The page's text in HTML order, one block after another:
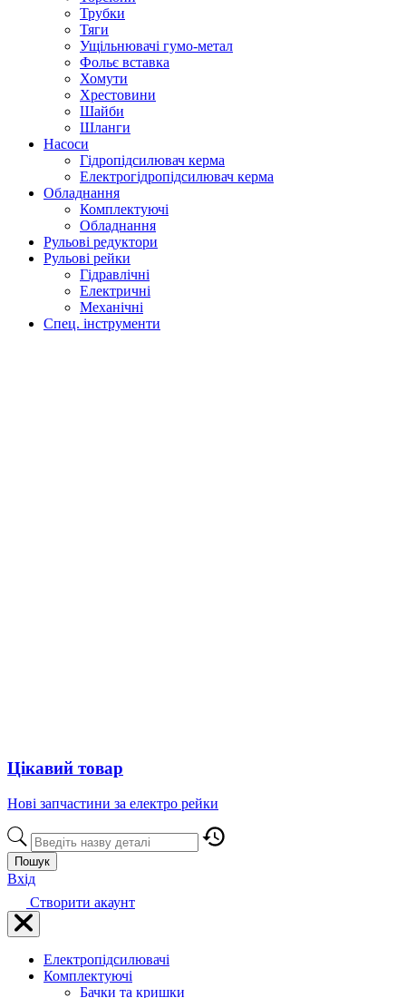
Трубки
Тяги
Ущільнювачі гумо-метал
Фольє вставка
Хомути
Хрестовини
Шайби
Шланги
Насоси
Гідропідсилювач керма
Електрогідропідсилювач керма
Обладнання
Комплектуючі
Обладнання
Рульові редуктори
Рульові рейки
Гідравлічні
Електричні
Механічні
Спец. інструменти
Цікавий товар
Нові запчастини за електро рейки
Пошук
Вхід
Створити акаунт
Електропідсилювачі
Комплектуючі
Бачки та кришки